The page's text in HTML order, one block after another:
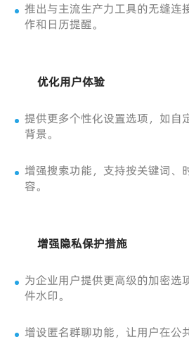
推出与主流生产力工具的无缝连
作和日历提醒。
优化用户体验
提供更多个性化设置选项，如自
背景。
增强搜索功能，支持按关键词、
容。
增强隐私保护措施
为企业用户提供更高级的加密选
件水印。
增设匿名群聊功能，让用户在公